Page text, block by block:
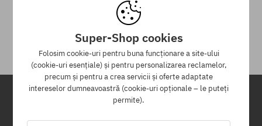
Pentru returnarea produsului ai la dispoziție 30 zile de la data
Newsletter
Super-Shop cookies
Folosim cookie-uri pentru buna funcționare a site-ului
(cookie-uri esențiale) și pentru personalizarea reclamelor,
precum și pentru a crea servicii și oferte adaptate
intereselor dumneavoastră (cookie-uri opționale – le puteți
permite).